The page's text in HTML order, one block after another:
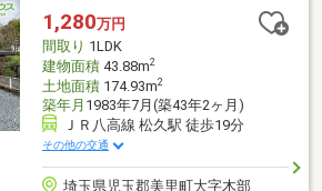
室乾燥機付き) ・ＬＤＫ吹き抜け・断
スマート玄関キー 等
1,280万円
間取り 1LDK
建物面積43.88m2
土地面積174.93m2
築年月 1983年7月(築43年2ヶ月)
ＪＲ八高線 松久駅 徒歩19分
その他の交通
埼玉県児玉郡美里町大字木部